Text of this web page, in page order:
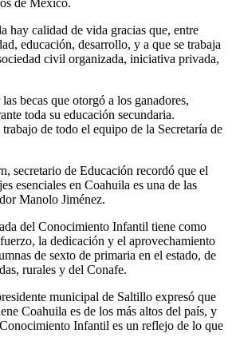
hay calidad de vida gracias que, entre
educación, desarrollo, y a que se trabaja
civil organizada, iniciativa privada,
becas que otorgó a los ganadores,
toda su educación secundaria.
de todo el equipo de la Secretaría de
secretario de Educación recordó que el
esenciales en Coahuila es una de las
Manolo Jiménez.
del Conocimiento Infantil tiene como
la dedicación y el aprovechamiento
de sexto de primaria en el estado, de
rurales y del Conafe.
municipal de Saltillo expresó que
Coahuila es de los más altos del país, y
Infantil es un reflejo de lo que